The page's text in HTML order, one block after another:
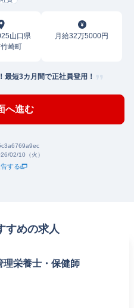
山口県
崎町
月給32万5000円
最短3カ月間で正社員登用！
へ進む
02/10（火）
する
すめの求人
理栄養士・保健師